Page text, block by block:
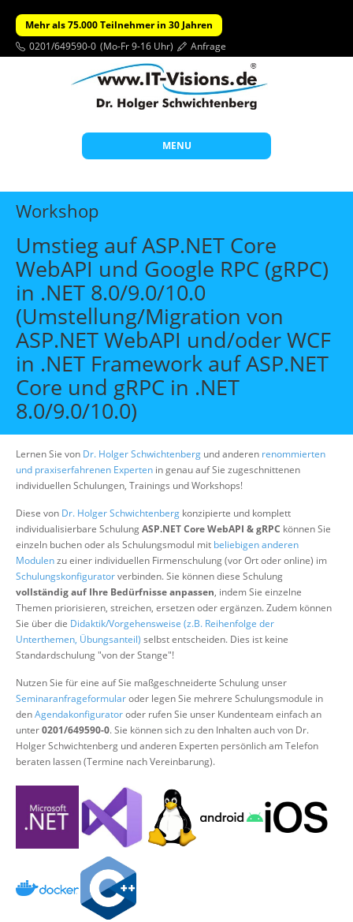
Mehr als 75.000 Teilnehmer in 30 Jahren
0201/649590-0 (Mo-Fr 9-16 Uhr) Anfrage
MENU
Start
Beratung
Individuelle Schulungen
Offene Seminare
Wissen
Über uns
Suche
Workshop
Umstieg auf ASP.NET Core
WebAPI und Google RPC (gRPC)
in .NET 8.0/9.0/10.0
(Umstellung/Migration von
ASP.NET WebAPI und/oder WCF
in .NET Framework auf ASP.NET
Core und gRPC in .NET
8.0/9.0/10.0)
Lernen Sie von Dr. Holger Schwichtenberg und anderen renommierten
und praxiserfahrenen Experten in genau auf Sie zugeschnittenen
individuellen Schulungen, Trainings und Workshops!
Diese von Dr. Holger Schwichtenberg konzipierte und komplett
individualisierbare SchulungASP.NET Core WebAPI & gRPC können Sie
einzeln buchen oder als Schulungsmodul mit beliebigen anderen
Modulenzu einer individuellen Firmenschulung (vor Ort oder online) im
Schulungskonfiguratorverbinden. Sie können diese Schulung
vollständig auf Ihre Bedürfnisse anpassen, indem Sie einzelne
Themen priorisieren, streichen, ersetzen oder ergänzen. Zudem können
Sie über die Didaktik/Vorgehensweise (z.B. Reihenfolge der
Unterthemen, Übungsanteil) selbst entscheiden. Dies ist keine
Standardschulung "von der Stange"!
Nutzen Sie für eine auf Sie maßgeschneiderte Schulung unser
Seminaranfrageformularoder legen Sie mehrere Schulungsmodule in
denAgendakonfiguratoroder rufen Sie unser Kundenteam einfach an
unter0201/649590-0. Sie können sich zu den Inhalten auch von Dr.
Holger Schwichtenberg und anderen Experten persönlich am Telefon
beraten lassen (Termine nach Vereinbarung).